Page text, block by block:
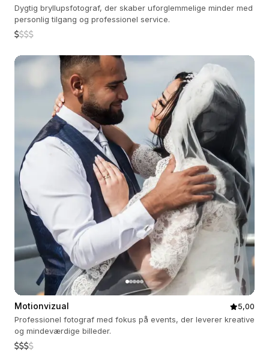
Dygtig bryllupsfotograf, der skaber uforglemmelige minder med
personlig tilgang og professionel service.
Motionvizual
5,00
Professionel fotograf med fokus på events, der leverer kreative
og mindeværdige billeder.